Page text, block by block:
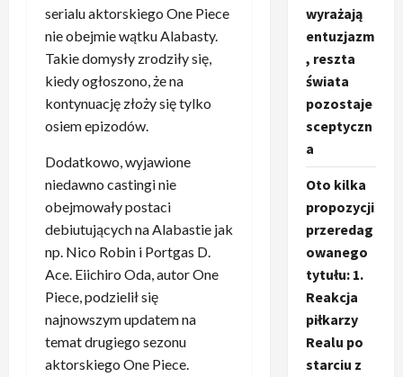
serialu aktorskiego One Piece
nie obejmie wątku Alabasty.
Takie domysły zrodziły się,
kiedy ogłoszono, że na
kontynuację złoży się tylko
osiem epizodów.
Dodatkowo, wyjawione
niedawno castingi nie
obejmowały postaci
debiutujących na Alabastie jak
np. Nico Robin i Portgas D.
Ace. Eiichiro Oda, autor One
Piece, podzielił się
najnowszym updatem na
temat drugiego sezonu
aktorskiego One Piece.
wyrażają
entuzjazm
, reszta
świata
pozostaje
sceptyczn
a
Oto kilka
propozycji
przeredag
owanego
tytułu: 1.
Reakcja
piłkarzy
Realu po
starciu z